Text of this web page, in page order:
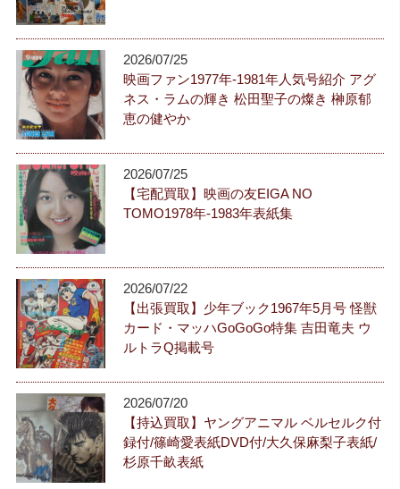
2026/07/25
映画ファン1977年-1981年人気号紹介 アグ
ネス・ラムの輝き 松田聖子の燦き 榊原郁
恵の健やか
2026/07/25
【宅配買取】映画の友EIGA NO
TOMO1978年-1983年表紙集
2026/07/22
【出張買取】少年ブック1967年5月号 怪獣
カード・マッハGoGoGo特集 吉田竜夫 ウ
ルトラQ掲載号
2026/07/20
【持込買取】ヤングアニマル ベルセルク付
録付/篠崎愛表紙DVD付/大久保麻梨子表紙/
杉原千畝表紙